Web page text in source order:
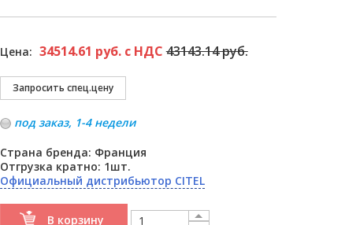
Цена: 34514.61 руб. с НДС43143.14 руб.
под заказ, 1-4 недели
Страна бренда: Франция
Отгрузка кратно: 1шт.
Официальный дистрибьютор CITEL
В корзину